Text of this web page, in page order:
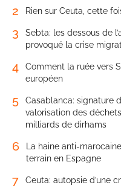
2 Rien sur Ceuta, cette
3
Sebta: les dessous de
provoqué la crise
4
Comment la ruée vers
européen
5
Casablanca: signature
valorisation des
milliards de dirhams
6
La haine anti-
terrain en Espagne
7 Ceuta: autopsie d’une